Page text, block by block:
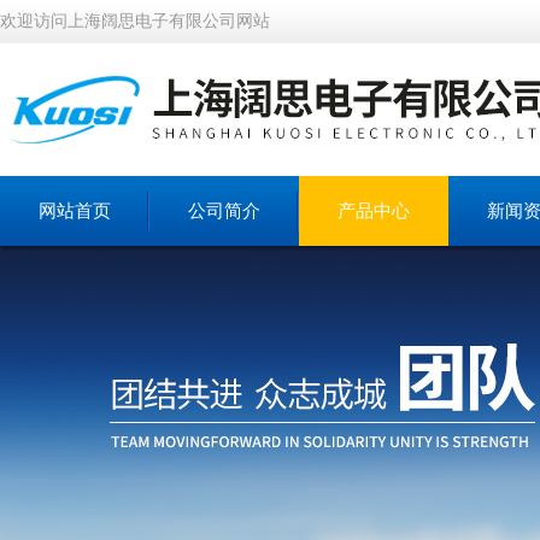
欢迎访问上海阔思电子有限公司网站
网站首页 公司简介 产品中心 新闻